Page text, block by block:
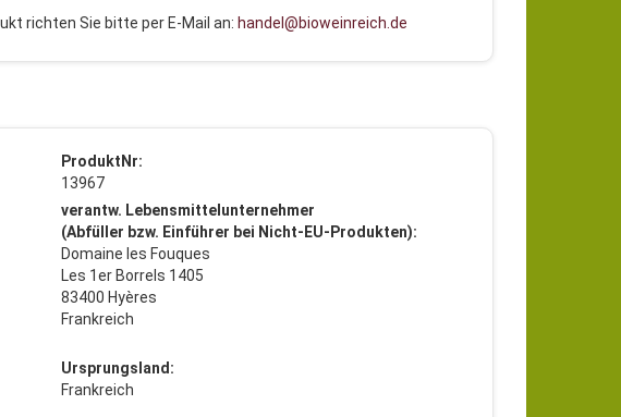
richten Sie bitte per E-Mail an: handel@bioweinreich.de
ProduktNr:
13967
verantw. Lebensmittelunternehmer
(Abfüller bzw. Einführer bei Nicht-EU-Produkten):
Domaine les Fouques
Les 1er Borrels 1405
83400 Hyères
Frankreich
Ursprungsland:
Frankreich